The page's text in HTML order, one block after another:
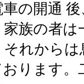
の開通
家族の者
れから
ります